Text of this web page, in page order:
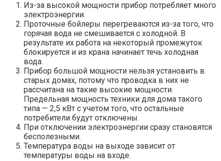
Из-за высокой мощности прибор потребляет много
электроэнергии.
Проточные бойлеры перегреваются из-за того, что
горячая вода не смешивается с холодной. В
результате их работа на некоторый промежуток
блокируется и из крана начинает течь холодная
вода.
Прибор большой мощности нельзя установить в
старых домах, потому что проводка в них не
рассчитана на такие высокие мощности.
Предельная мощность техники для дома такого
типа — 2,5 кВт с учетом того, что остальные
потребители будут отключены.
При отключении электроэнергии сразу становятся
бесполезными.
Температура воды на выходе зависит от
температуры воды на входе.